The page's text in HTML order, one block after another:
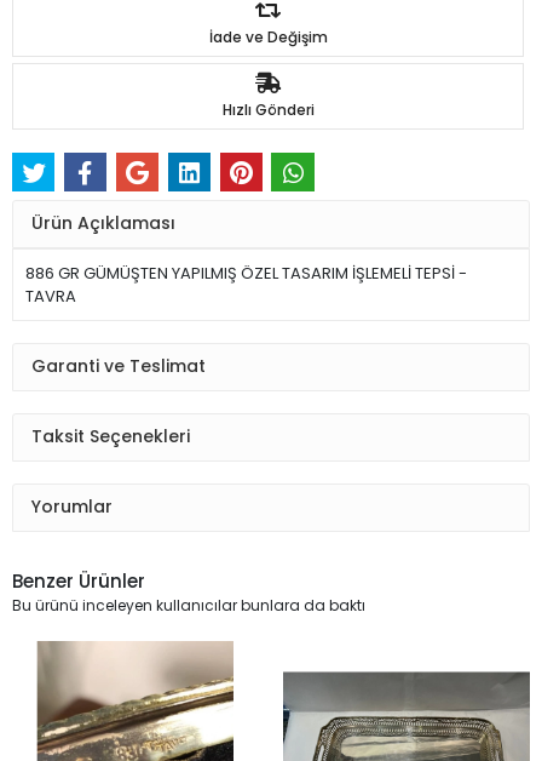
İade ve Değişim
Hızlı Gönderi
Ürün Açıklaması
886 GR GÜMÜŞTEN YAPILMIŞ ÖZEL TASARIM İŞLEMELİ TEPSİ -
TAVRA
Garanti ve Teslimat
Taksit Seçenekleri
Yorumlar
Benzer Ürünler
Bu ürünü inceleyen kullanıcılar bunlara da baktı